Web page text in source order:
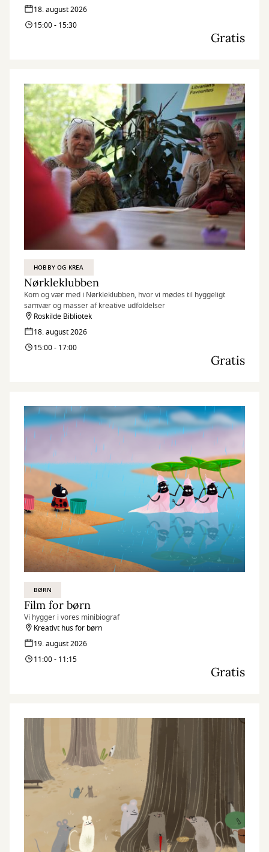
18. august 2026
15:00 - 15:30
Gratis
HOBBY OG KREA
Nørkleklubben
Kom og vær med i Nørkleklubben, hvor vi mødes til hyggeligt
samvær og masser af kreative udfoldelser
Roskilde Bibliotek
18. august 2026
15:00 - 17:00
Gratis
BØRN
Film for børn
Vi hygger i vores minibiograf
Kreativt hus for børn
19. august 2026
11:00 - 11:15
Gratis